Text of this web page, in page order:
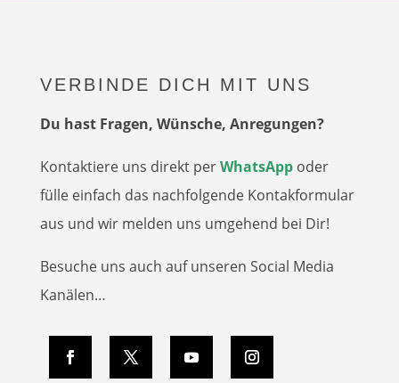
VERBINDE DICH MIT UNS
Du hast Fragen, Wünsche, Anregungen?
Kontaktiere uns direkt perWhatsAppoder
fülle einfach das nachfolgende Kontakformular
aus und wir melden uns umgehend bei Dir!
Besuche uns auch auf unseren Social Media
Kanälen…